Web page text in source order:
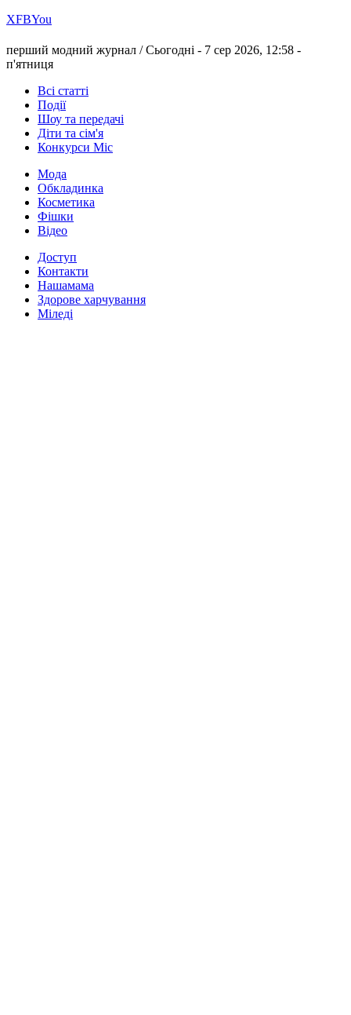
ХFBYou
перший модний журнал /Сьогодні - 7 сер 2026, 12:58 -
п'ятниця
Всі статті
Події
Шоу та передачі
Діти та сім'я
Конкурси Міс
Мода
Обкладинка
Косметика
Фішки
Відео
Доступ
Контакти
Нашамама
Здорове харчування
Міледі